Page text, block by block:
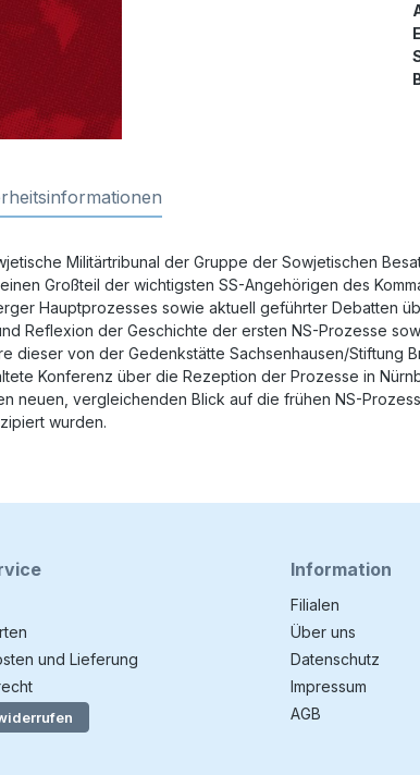
Militärtribunal der Gruppe der Sowjetischen
Großteil der wichtigsten SS-Angehörigen des
Hauptprozesses sowie aktuell geführter Debatten
Reflexion der Geschichte der ersten NS-Prozesse
dieser von der Gedenkstätte Sachsenhausen/Stiftung
Konferenz über die Rezeption der Prozesse in
neuen, vergleichenden Blick auf die frühen NS-
wurden.
und Lieferung
Information
Filialen
Über uns
Datenschutz
Impressum
AGB